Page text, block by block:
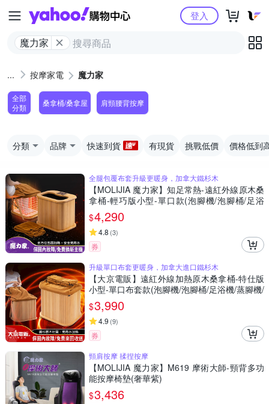
Yahoo購物中心
魔力家
登入
按摩家電 魔力家
全部
分類
桑拿桶/桑拿屋 肩頸腰背按摩
分類 品牌 快速到貨 有現貨 挑戰低價 價格低到
全腿包覆布套升級更暖身，加拿大鐵杉木
【MOLIJIA 魔力家】知足常熱-遠紅外線原木桑
拿桶-輕巧版小型-單口款(泡腳機/泡腳桶/足浴
機/蒸腳機/烘腳機/暖腳機)
$4,290
4.8 (3)
券
升級單口布套更暖身，加拿大進口鐵杉木
【大京電販】遠紅外線加熱原木桑拿桶-特仕版
小型-單口布套款(泡腳機/泡腳桶/足浴機/蒸腳機/
烘腳機/暖腳機)
$3,990
4.9 (9)
券
頸肩按摩 揉捏按摩
【MOLIJIA 魔力家】M619 摩術大師-頸背多功
能按摩椅墊(奢華紫)
$3,436